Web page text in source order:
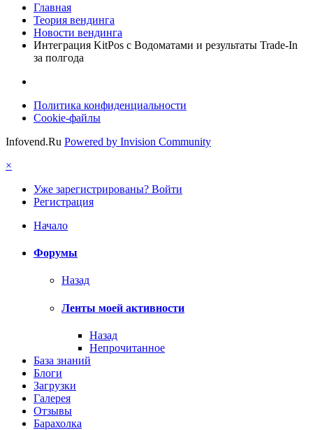
Главная
Теория вендинга
Новости вендинга
Интеграция KitPos с Водоматами и результаты Trade-In
за полгода
Политика конфиденциальности
Cookie-файлы
Infovend.Ru Powered by Invision Community
×
Уже зарегистрированы? Войти
Регистрация
Начало
Форумы
Назад
Ленты моей активности
Назад
Непрочитанное
База знаний
Блоги
Загрузки
Галерея
Отзывы
Барахолка